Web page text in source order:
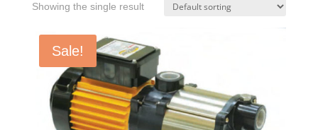
Showing the single result
Sale!